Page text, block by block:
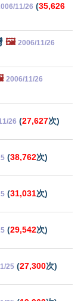
11/26 (35,626
🖼️ 2006/11/26
2006/11/26
26 (27,627次)
(38,762次)
(31,031次)
(29,542次)
25 (27,300次)